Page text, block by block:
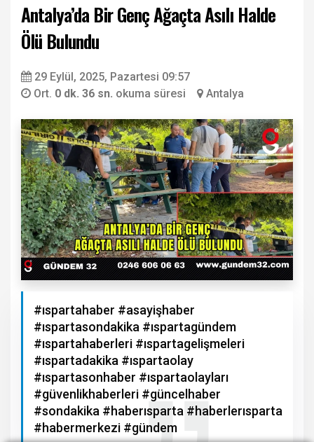
Antalya’da Bir Genç Ağaçta Asılı Halde
Ölü Bulundu
29 Eylül, 2025, Pazartesi 09:57
Ort. 0 dk. 36 sn. okuma süresi Antalya
#ıspartahaber #asayişhaber
#ıspartasondakika #ıspartagündem
#ıspartahaberleri #ıspartagelişmeleri
#ıspartadakika #ıspartaolay
#ıspartasonhaber #ıspartaolayları
#güvenlikhaberleri #güncelhaber
#sondakika #haberısparta #haberlerısparta
#habermerkezi #gündem